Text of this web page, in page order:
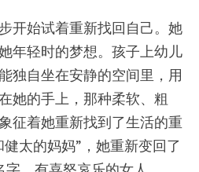
开始试着重新找回自己。她
年轻时的梦想。孩子上幼儿
独自坐在安静的空间里，用
她的手上，那种柔软、粗
征着她重新找到了生活的重
太的妈妈”，她重新变回了